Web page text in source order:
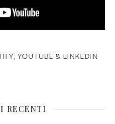
YOUTUBE & LINKEDIN
RECENTI